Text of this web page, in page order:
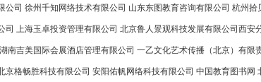
公司 徐州千知网络技术有限公司 山东东图教育咨询有限公司 杭州拾
司 上海玉卓投资管理有限公司 北京鲁人景观科技发展有限公司西安
湖南吉美国际会展酒店管理有限公司 一乙文化艺术传播（北京）有限
京格畅胜科技有限公司 安阳佑帆网络科技有限公司 中国教育图书网